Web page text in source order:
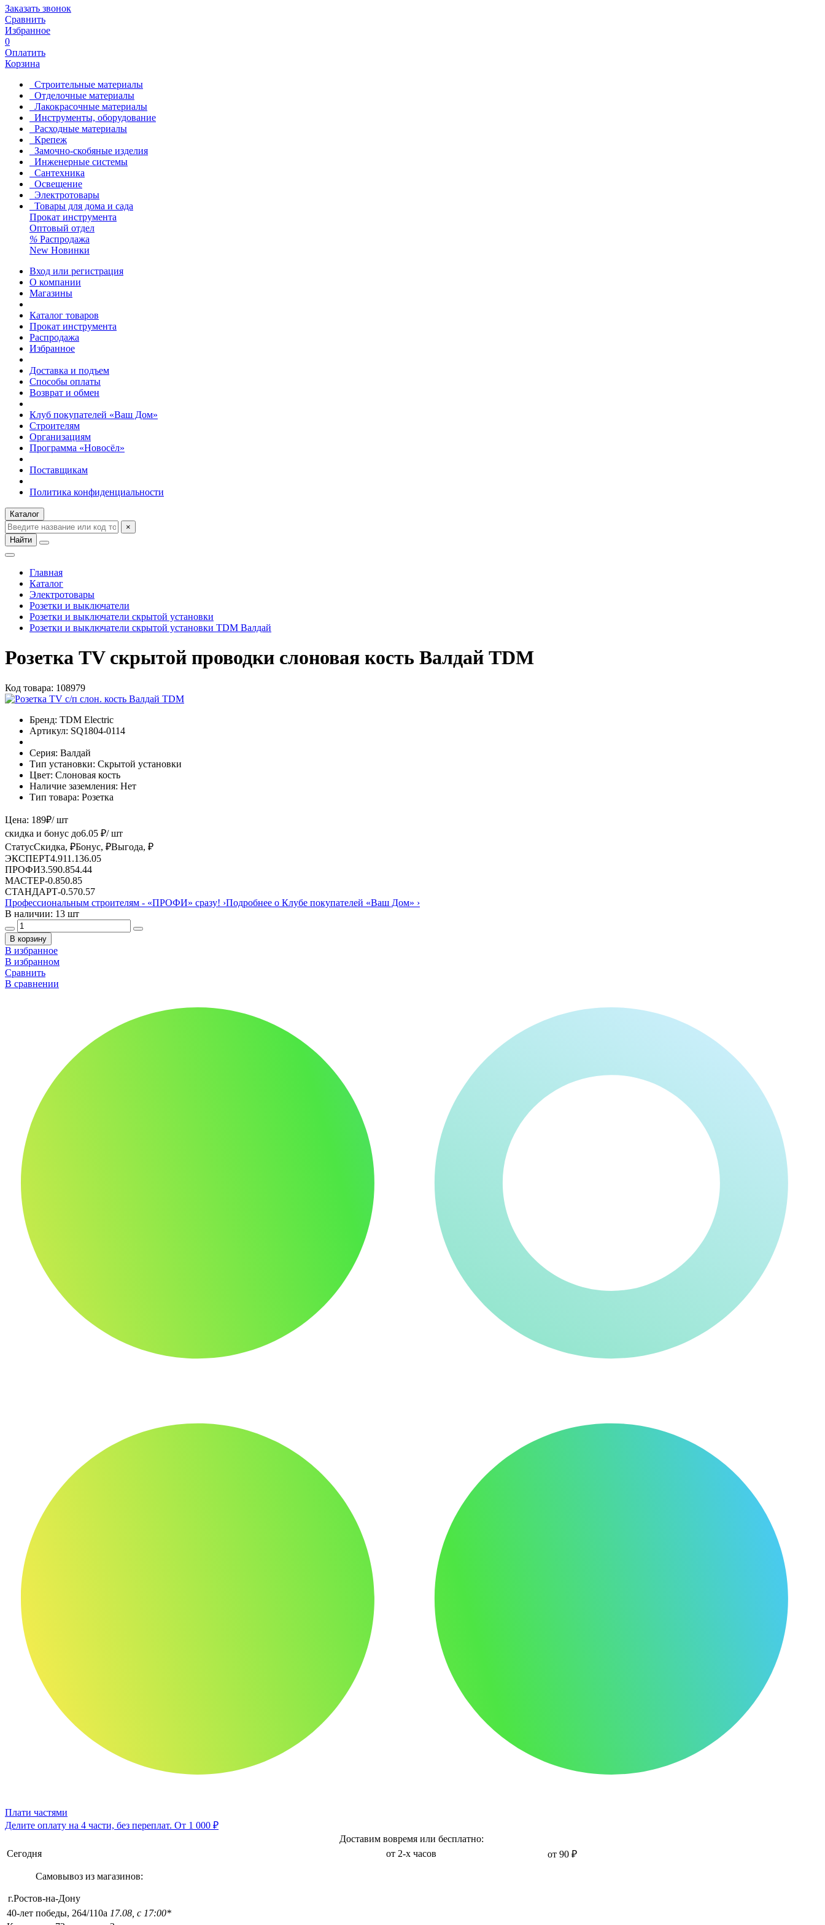
Заказать звонок
Сравнить
Избранное
0
Оплатить
Корзина
Строительные материалы
Отделочные материалы
Лакокрасочные материалы
Инструменты, оборудование
Расходные материалы
Крепеж
Замочно-скобяные изделия
Инженерные системы
Сантехника
Освещение
Электротовары
Товары для дома и сада
Прокат инструмента
Оптовый отдел
% Распродажа
New Новинки
Вход или регистрация
О компании
Магазины
Каталог товаров
Прокат инструмента
Распродажа
Избранное
Доставка и подъем
Способы оплаты
Возврат и обмен
Клуб покупателей «Ваш Дом»
Строителям
Организациям
Программа «Новосёл»
Поставщикам
Политика конфиденциальности
Каталог
×
Найти
Главная
Каталог
Электротовары
Розетки и выключатели
Розетки и выключатели скрытой установки
Розетки и выключатели скрытой установки TDM Валдай
Розетка TV скрытой проводки слоновая кость Валдай TDM
Код товара: 108979
Бренд: TDM Electric
Артикул: SQ1804-0114
Серия: Валдай
Тип установки: Скрытой установки
Цвет: Слоновая кость
Наличие заземления: Нет
Тип товара: Розетка
Цена: 189₽/ шт
скидка и бонус до6.05 ₽/ шт
СтатусСкидка, ₽Бонус, ₽Выгода, ₽
ЭКСПЕРТ4.911.136.05
ПРОФИ3.590.854.44
МАСТЕР-0.850.85
СТАНДАРТ-0.570.57
Профессиональным строителям - «ПРОФИ» сразу! ›Подробнее о Клубе покупателей «Ваш Дом» ›
В наличии: 13 шт
В корзину
В избранное
В избранном
Сравнить
В сравнении
Плати частями
Делите оплату на 4 части, без переплат. От 1 000 ₽
Доставим вовремя или бесплатно:
Сегодня
от 2-х часов от 90 ₽
Самовывоз из магазинов:
г.Ростов-на-Дону
40-лет победы, 264/110а 17.08, с 17:00*